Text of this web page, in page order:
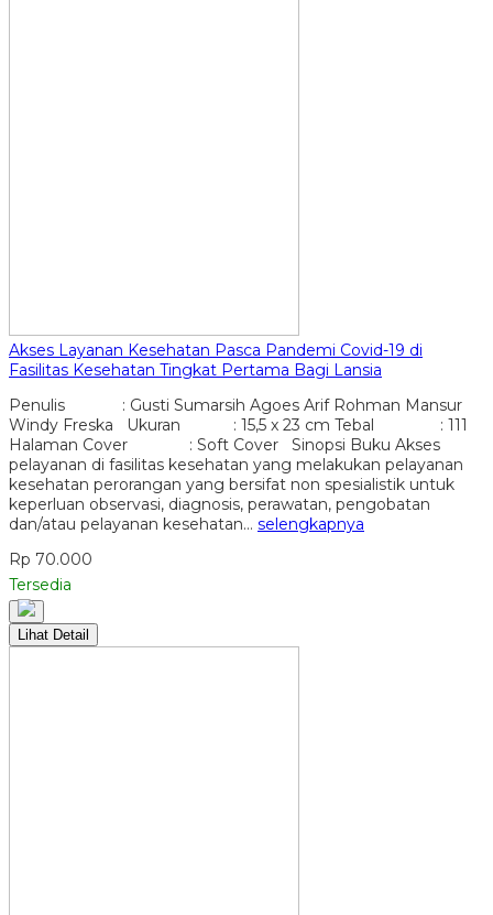
Akses Layanan Kesehatan Pasca Pandemi Covid-19 di
Fasilitas Kesehatan Tingkat Pertama Bagi Lansia
Penulis : Gusti Sumarsih Agoes Arif Rohman Mansur
Windy Freska Ukuran : 15,5 x 23 cm Tebal : 111
Halaman Cover : Soft Cover Sinopsi Buku Akses
pelayanan di fasilitas kesehatan yang melakukan pelayanan
kesehatan perorangan yang bersifat non spesialistik untuk
keperluan observasi, diagnosis, perawatan, pengobatan
dan/atau pelayanan kesehatan… selengkapnya
Rp 70.000
Tersedia
Lihat Detail